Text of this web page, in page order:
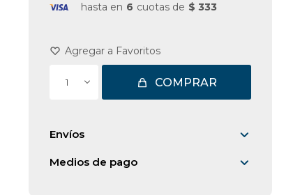
hasta en 6 cuotas de $ 333
1 COMPRAR
Envíos
Medios de pago